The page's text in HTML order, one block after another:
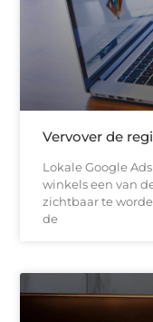
Vervover de
Lokale Google
winkels een van
zichtbaar te
de